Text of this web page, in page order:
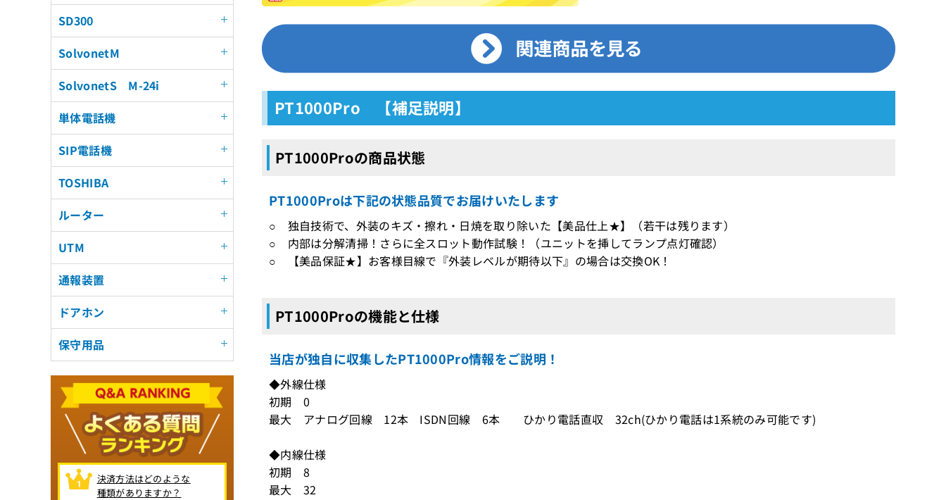
PT1000Pro 【補足説明】
PT1000Proの商品状態
PT1000Proは下記の状態品質でお届けいたします
○ 独自技術で、外装のキズ・擦れ・日焼を取り除いた【美品仕上★】（若干は残ります）
○ 内部は分解清掃！さらに全スロット動作試験！（ユニットを挿してランプ点灯確認）
○ 【美品保証★】お客様目線で『外装レベルが期待以下』の場合は交換OK！
PT1000Proの機能と仕様
当店が独自に収集したPT1000Pro情報をご説明！
◆外線仕様
初期 0
最大 アナログ回線 12本 ISDN回線 6本 ひかり電話直収 32ch(ひかり電話は1系統のみ可能です)
◆内線仕様
初期 8
最大 32
SD300
SolvonetM
SolvonetS M-24i
単体電話機
SIP電話機
TOSHIBA
ルーター
UTM
通報装置
ドアホン
保守用品
決済方法はどのような
種類がありますか？